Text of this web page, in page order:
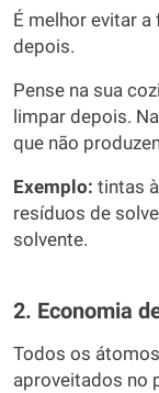
É melhor evitar
depois.
Pense na sua
limpar depois.
que não
Exemplo: tintas
resíduos de
solvente.
2. Economia
Todos os
aproveitados no